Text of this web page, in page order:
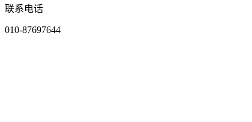
联系电话
010-87697644